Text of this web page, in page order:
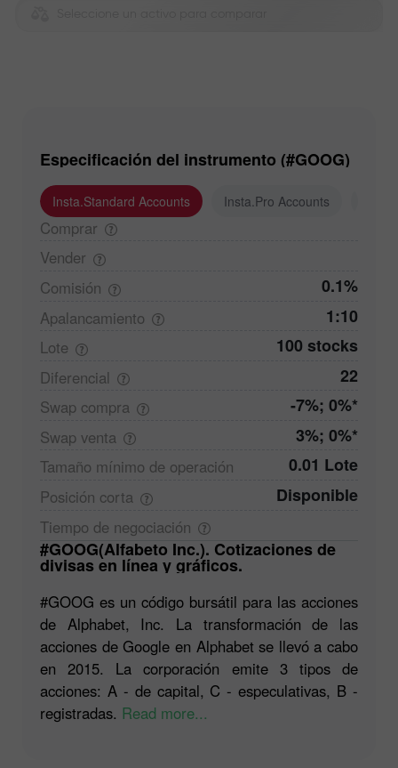
Especificación del instrumento (#GOOG)
Insta.Standard Accounts Insta.Pro Accounts
Comprar
Vender
Comisión
0.1%
Apalancamiento 1:10
Lote 100 stocks
Diferencial 22
Swap compra -7%; 0%*
Swap venta 3%; 0%*
Tamaño mínimo de operación 0.01 Lote
Posición corta Disponible
Tiempo de negociación
#GOOG(Alfabeto Inc.). Cotizaciones de
divisas en línea y gráficos.
#GOOG es un código bursátil para las acciones
de Alphabet, Inc. La transformación de las
acciones de Google en Alphabet se llevó a cabo
en 2015. La corporación emite 3 tipos de
acciones: A - de capital, C - especulativas, B -
registradas. Read more...